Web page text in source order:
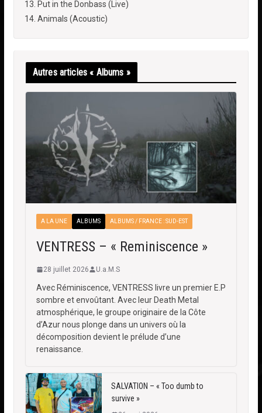
Put in the Donbass (Live)
Animals (Acoustic)
Autres articles « Albums »
A LA UNE ALBUMS ALBUMS / FRANCE : SUD-EST
VENTRESS – « Reminiscence »
28 juillet 2026 U.a.M.S
Avec Réminiscence, VENTRESS livre un premier E.P
sombre et envoûtant. Avec leur Death Metal
atmosphérique, le groupe originaire de la Côte
d’Azur nous plonge dans un univers où la
décomposition devient le prélude d’une
renaissance.
SALVATION – « Too dumb to
survive »